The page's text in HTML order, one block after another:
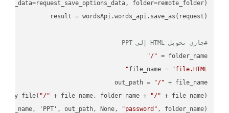
#جاري تحويل HTML إلى PPT
folder_name =
"/"
file_name =
"file.HTML"
out_path =
"/"
"/" + file_name, folder_name +
"/"
'PPT', out_path, None,
"password" , folder_name)